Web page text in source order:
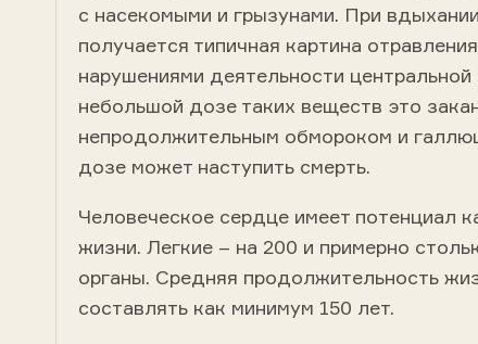
с насекомыми и грызунами. При
получается типичная картина
нарушениями деятельности
небольшой дозе таких веществ это
непродолжительным обмороком и
дозе может наступить смерть.
Человеческое сердце имеет потенциал
жизни. Легкие – на 200 и примерно
органы. Средняя продолжительность
составлять как минимум 150 лет.